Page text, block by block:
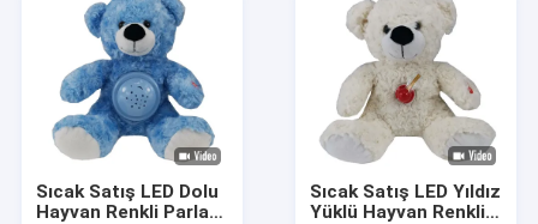
Sıcak Satış LED Dolu
Hayvan Renkli Parlak
Sıcak Satış LED Yıldız
Yüklü Hayvan Renkli